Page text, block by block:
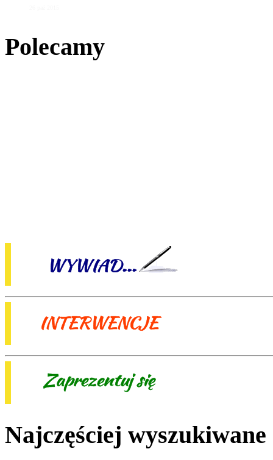
Polecamy
Najczęściej wyszukiwane